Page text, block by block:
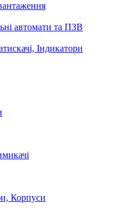
автомати та ПЗВ
Індикатори
Корпуси